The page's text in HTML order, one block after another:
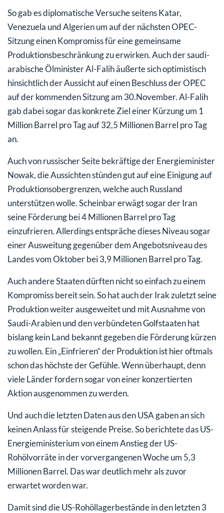
So gab es diplomatische Versuche seitens Katar,
Venezuela und Algerien um auf der nächsten OPEC-
Sitzung einen Kompromiss für eine gemeinsame
Produktionsbeschränkung zu erwirken. Auch der saudi-
arabische Ölminister Al-Falih äußerte sich optimistisch
hinsichtlich der Aussicht auf einen Beschluss der OPEC
auf der kommenden Sitzung am 30.November. Al-Falih
gab dabei sogar das konkrete Ziel einer Kürzung um 1
Million Barrel pro Tag auf 32,5 Millionen Barrel pro Tag
an.
Auch von russischer Seite bekräftige der Energieminister
Nowak, die Aussichten stünden gut auf eine Einigung auf
Produktionsobergrenzen, welche auch Russland
unterstützen wolle. Scheinbar erwägt sogar der Iran
seine Förderung bei 4 Millionen Barrel pro Tag
einzufrieren. Allerdings entspräche dieses Niveau sogar
einer Ausweitung gegenüber dem Angebotsniveau des
Landes vom Oktober bei 3,9 Millionen Barrel pro Tag.
Auch andere Staaten dürften nicht so einfach zu einem
Kompromiss bereit sein. So hat auch der Irak zuletzt seine
Produktion weiter ausgeweitet und mit Ausnahme von
Saudi-Arabien und den verbündeten Golfstaaten hat
bislang kein Land bekannt gegeben die Förderung kürzen
zu wollen. Ein „Einfrieren“ der Produktion ist hier oftmals
schon das höchste der Gefühle. Wenn überhaupt, denn
viele Länder fordern sogar von einer konzertierten
Aktion ausgenommen zu werden.
Und auch die letzten Daten aus den USA gaben an sich
keinen Anlass für steigende Preise. So berichtete das US-
Energieministerium von einem Anstieg der US-
Rohölvorräte in der vorvergangenen Woche um 5,3
Millionen Barrel. Das war deutlich mehr als zuvor
erwartet worden war.
Damit sind die US-Rohöllagerbestände in den letzten 3